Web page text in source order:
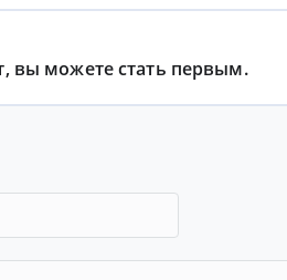
вы можете стать первым.